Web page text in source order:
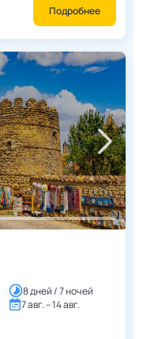
Подробнее
8 дней / 7 ночей
7 авг. – 14 авг.